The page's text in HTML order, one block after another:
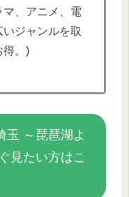
マ、アニメ、電
ジャンルを取
得。)
玉 ～琵琶湖よ
見たい方はこ